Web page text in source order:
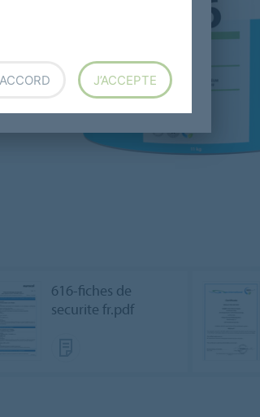
616-fiches de
securite fr.pdf
J’ACCEPTE